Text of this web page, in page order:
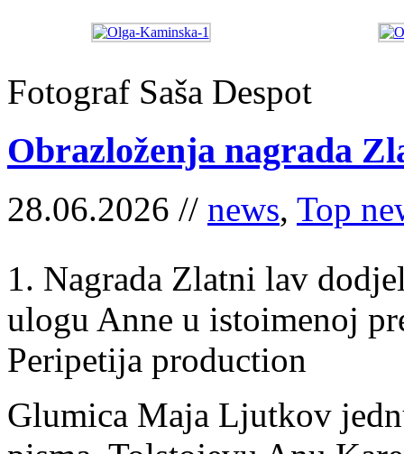
Fotograf Saša Despot
Obrazloženja nagrada
28.06.2026 // news, Top
1. Nagrada Zlatni lav
ulogu Anne u istoimenoj
Peripetija production
Glumica Maja Ljutkov